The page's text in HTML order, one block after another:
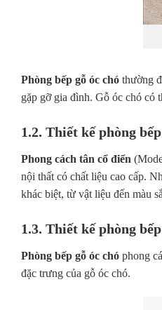
Phòng bếp gỗ óc chó thường
gặp gỡ gia đình. Gỗ óc chó có
1.2. Thiết kế phòng
Phong cách tân cổ điển
nội thất có chất liệu cao cấp.
khác biệt, từ vật liệu đến màu
1.3. Thiết kế phòng
Phòng bếp gỗ óc chó phong
đặc trưng của gỗ óc chó.